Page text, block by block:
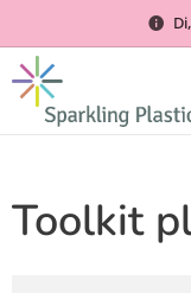
Toolkit